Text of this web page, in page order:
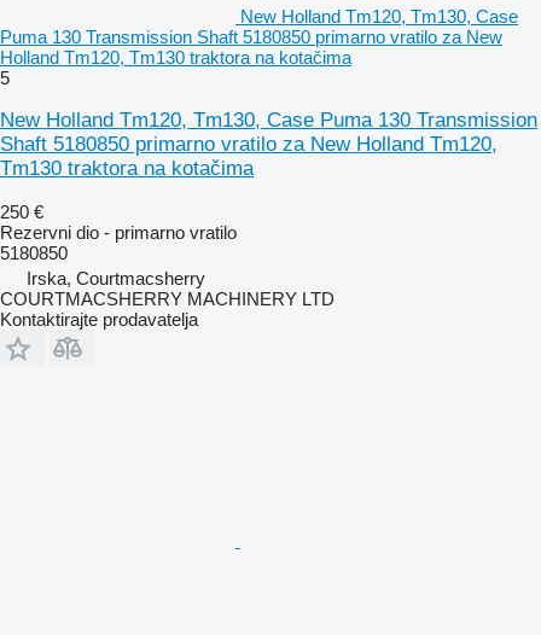
New Holland Tm120, Tm130, Case
Puma 130 Transmission Shaft 5180850 primarno vratilo za New
Holland Tm120, Tm130 traktora na kotačima
5
New Holland Tm120, Tm130, Case Puma 130 Transmission
Shaft 5180850 primarno vratilo za New Holland Tm120,
Tm130 traktora na kotačima
250 €
Rezervni dio - primarno vratilo
5180850
Irska, Courtmacsherry
COURTMACSHERRY MACHINERY LTD
Kontaktirajte prodavatelja